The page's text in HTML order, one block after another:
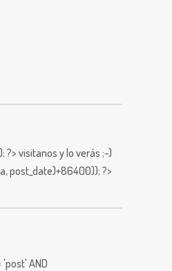
?>visitanos y lo verás ;-)
post_date)+86400)); ?>
'post' AND